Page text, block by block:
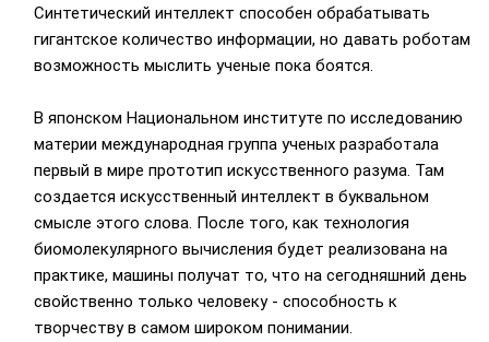
Синтетический интеллект способен обрабатывать
гигантское количество информации, но давать роботам
возможность мыслить ученые пока боятся.
В японском Национальном институте по исследованию
материи международная группа ученых разработала
первый в мире прототип искусственного разума. Там
создается искусственный интеллект в буквальном
смысле этого слова. После того, как технология
биомолекулярного вычисления будет реализована на
практике, машины получат то, что на сегодняшний день
свойственно только человеку - способность к
творчеству в самом широком понимании.